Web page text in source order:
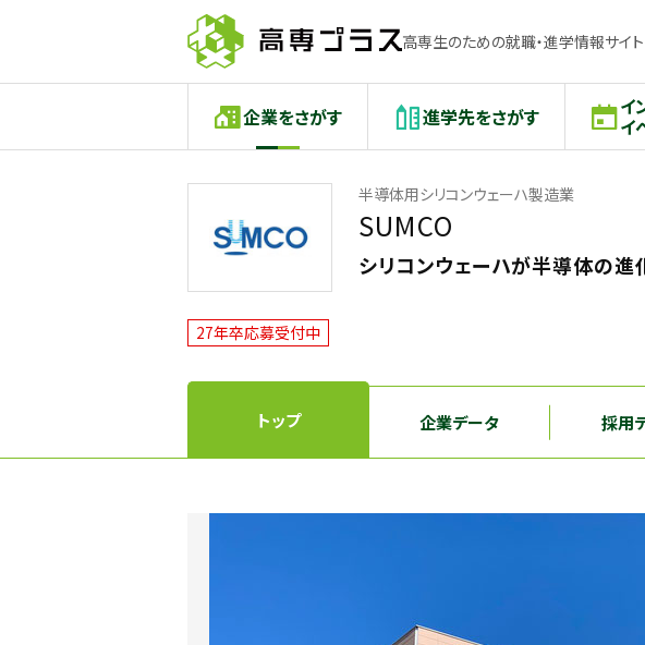
高専生のための就職・進学情報サイト
企業をさがす 進学先をさがす イ
イ
半導体用シリコンウェーハ製造業
SUMCO
シリコンウェーハが半導体の進
27年卒応募受付中
トップ 企業データ 採用